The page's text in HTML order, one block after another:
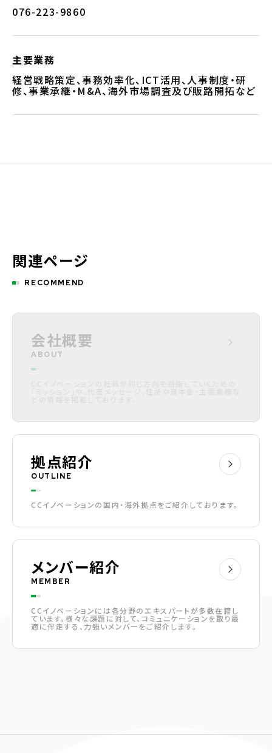
076-223-9860
主要業務
経営戦略策定、事務効率化、ICT活用、人事制度・研
修、事業承継・M&A、海外市場調査及び販路開拓など
関連ページ
RECOMMEND
会社概要
ABOUT
拠点紹介
OUTLINE
CCイノベーションの国内・海外拠点をご紹介しております。
メンバー紹介
MEMBER
CCイノベーションには各分野のエキスパートが多数在籍し
ています。様々な課題に対して、コミュニケーションを取り最
適に伴走する、力強いメンバーをご紹介します。